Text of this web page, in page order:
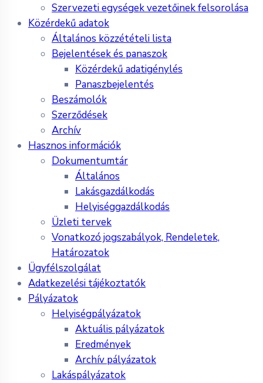
Szervezeti egységek vezetőinek felsorolása
Közérdekű adatok
Általános közzétételi lista
Bejelentések és panaszok
Közérdekű adatigénylés
Panaszbejelentés
Beszámolók
Szerződések
Archív
Hasznos információk
Dokumentumtár
Általános
Lakásgazdálkodás
Helyiséggazdálkodás
Üzleti tervek
Vonatkozó jogszabályok, Rendeletek,
Határozatok
Ügyfélszolgálat
Adatkezelési tájékoztatók
Pályázatok
Helyiségpályázatok
Aktuális pályázatok
Eredmények
Archív pályázatok
Lakáspályázatok